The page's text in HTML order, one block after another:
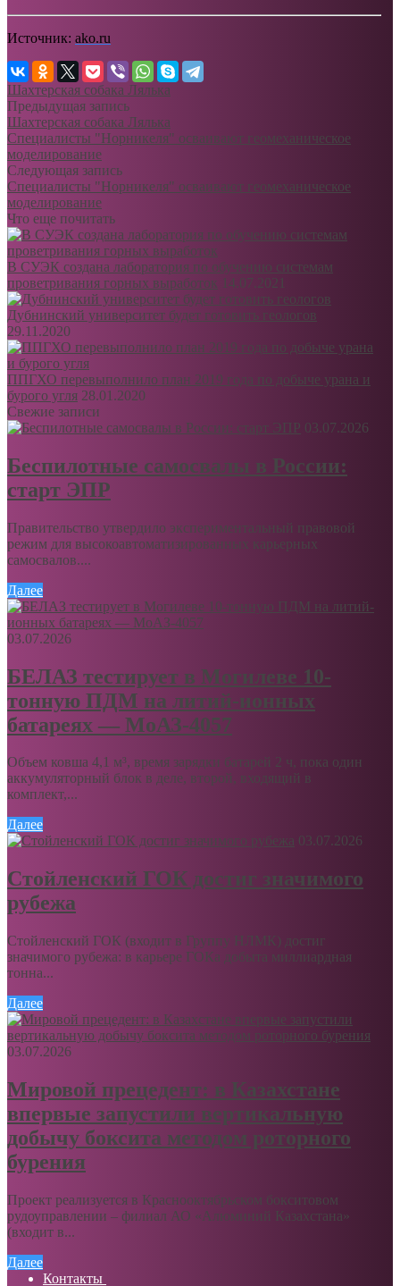
Источник: ako.ru
Шахтерская собака Лялька
Предыдущая запись
Шахтерская собака Лялька
Специалисты "Норникеля" осваивают геомеханическое
моделирование
Следующая запись
Специалисты "Норникеля" осваивают геомеханическое
моделирование
Что еще почитать
В СУЭК создана лаборатория по обучению системам
проветривания горных выработок 14.07.2021
Дубнинский университет будет готовить геологов
29.11.2020
ППГХО перевыполнило план 2019 года по добыче урана и
бурого угля 28.01.2020
Свежие записи
03.07.2026
Беспилотные самосвалы в России:
старт ЭПР
Правительство утвердило экспериментальный правовой
режим для высокоавтоматизированных карьерных
самосвалов....
Далее
03.07.2026
БЕЛАЗ тестирует в Могилеве 10-
тонную ПДМ на литий-ионных
батареях — МоАЗ-4057
Объем ковша 4,1 м³, время зарядки батарей 2 ч, пока один
аккумуляторный блок в деле, второй, входящий в
комплект,...
Далее
03.07.2026
Стойленский ГОК достиг значимого
рубежа
Стойленский ГОК (входит в Группу НЛМК) достиг
значимого рубежа: в карьере ГОКа добыта миллиардная
тонна...
Далее
03.07.2026
Мировой прецедент: в Казахстане
впервые запустили вертикальную
добычу боксита методом роторного
бурения
Проект реализуется в Краснооктябрьском бокситовом
рудоуправлении – филиал АО «Алюминий Казахстана»
(входит в...
Далее
Контакты